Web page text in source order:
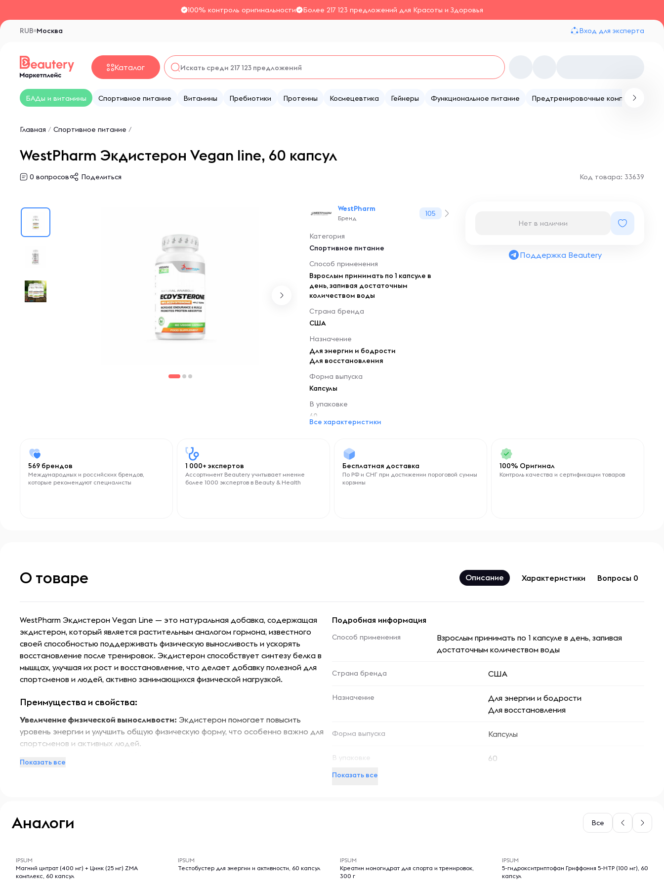
100% контроль оригинальности Более 217 123 предложений для Красоты и Здоровья
Москва
RUB Вход для эксперта
Каталог
БАДы и витамины Спортивное питание Витамины Пребиотики Протеины Космецевтика Гейнеры Функциональное питание Предтренировочные комплексы
Главная / Спортивное питание /
WestPharm Экдистерон Vegan line, 60 капсул
0 вопросов Поделиться Код товара: 33639
WestPharm
Бренд
105
Категория
Спортивное питание
Способ применения
Взрослым принимать по 1 капсуле в
день, запивая достаточным
количеством воды
Страна бренда
США
Назначение
Для энергии и бодрости
Для восстановления
Форма выпуска
Капсулы
В упаковке
60
Все характеристики
Нет в наличии
Поддержка Beautery
569 брендов
Международных и российских брендов,
которые рекомендуют специалисты
1 000+ экспертов
Ассортимент Beautery учитывает мнение
более 1000 экспертов в Beauty & Health
Бесплатная доставка
По РФ и СНГ при достижении пороговой суммы
корзины
100% Оригинал
Контроль качества и сертификации товаров
О товаре Описание Характеристики Вопросы 0
WestPharm Экдистерон Vegan Line — это натуральная добавка, содержащая
экдистерон, который является растительным аналогом гормона, известного
своей способностью поддерживать физическую выносливость и ускорять
восстановление после тренировок. Экдистерон способствует синтезу белка в
мышцах, улучшая их рост и восстановление, что делает добавку полезной для
спортсменов и людей, активно занимающихся физической нагрузкой.
Преимущества и свойства:
Увеличение физической выносливости: Экдистерон помогает повысить
уровень энергии и улучшить общую физическую форму, что особенно важно для
спортсменов и активных людей.
после интенсивных тренировок, уменьшая усталость и мышечные боли.
настроение.
Продукт разработан с учетом потребностей веганов и вегетарианцев, так как
не содержит ингредиентов животного происхождения. WestPharm Экдистерон
Показать все
Подробная информация
Способ применения
Взрослым принимать по 1 капсуле в день, запивая
достаточным количеством воды
Страна бренда США
Назначение
Для энергии и бодрости
Для восстановления
Форма выпуска Капсулы
В упаковке 60
Показать все
Аналоги Все
IPSUM
Магний цитрат (400 мг) + Цинк (25 мг) ZMA
комплекс, 60 капсул
IPSUM
Тестобустер для энергии и активности, 60 капсул
IPSUM
Креатин моногидрат для спорта и тренировок,
300 г
IPSUM
5-гидрокситриптофан Гриффония 5-НТР (100 мг), 60
капсул